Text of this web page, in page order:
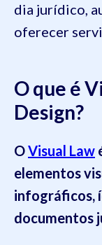
dia jurídico,
oferecer
O que é
Design?
OVisual Law
elementos
infográficos,
documentos